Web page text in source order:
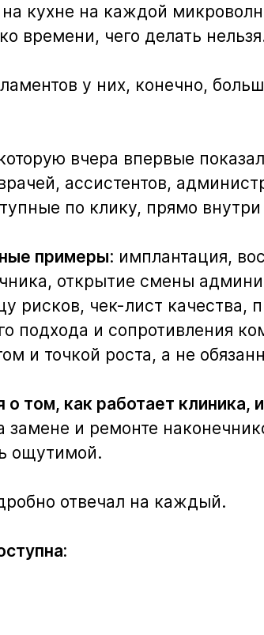
кухне на каждой
времени, чего делать
у них, конечно,
вчера впервые
ассистентов,
по клику, прямо внутри
примеры: имплантация,
открытие смены
рисков, чек-лист качества,
подхода и сопротивления
и точкой роста, а не
том, как работает клиника,
и ремонте
ощутимой.
отвечал на каждый.